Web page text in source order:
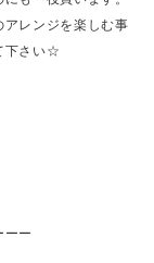
アレンジを楽しむ事
下さい☆
ーー